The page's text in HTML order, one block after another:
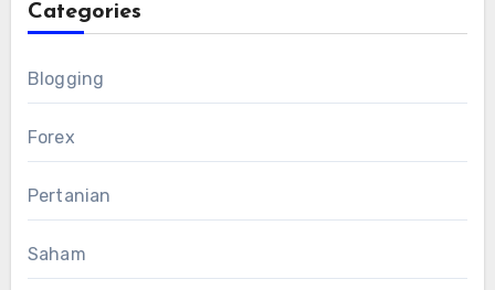
Categories
Blogging
Forex
Pertanian
Saham